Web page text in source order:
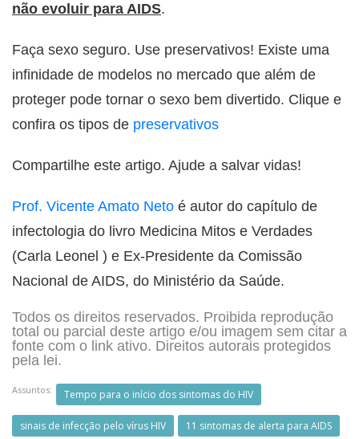
não evoluir para AIDS.
Faça sexo seguro. Use preservativos! Existe uma
infinidade de modelos no mercado que além de
proteger pode tornar o sexo bem divertido. Clique e
confira os tipos de preservativos
Compartilhe este artigo. Ajude a salvar vidas!
Prof. Vicente Amato Neto é autor do capítulo de
infectologia do livro Medicina Mitos e Verdades
(Carla Leonel ) e Ex-Presidente da Comissão
Nacional de AIDS, do Ministério da Saúde.
Todos os direitos reservados. Proibida reprodução
total ou parcial deste artigo e/ou imagem sem citar a
fonte com o link ativo. Direitos autorais protegidos
pela lei.
Assuntos: Tempo para o início dos sintomas do HIV
sinais de infecção pelo vírus HIV 11 sintomas de alerta para AIDS